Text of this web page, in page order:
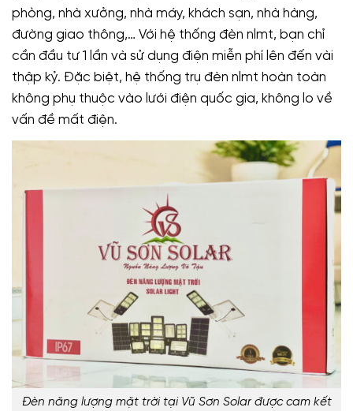
phòng, nhà xưởng, nhà máy, khách sạn, nhà hàng,
đường giao thông,… Với hệ thống đèn nlmt, bạn chỉ
cần đầu tư 1 lần và sử dụng điện miễn phí lên đến vài
thập kỷ. Đặc biệt, hệ thống trụ đèn nlmt hoàn toàn
không phụ thuộc vào lưới điện quốc gia, không lo về
vấn đề mất điện.
Đèn năng lượng mặt trời tại Vũ Sơn Solar được cam kết